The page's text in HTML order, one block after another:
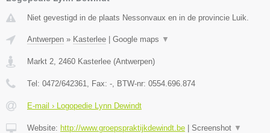
Niet gevestigd in de plaats Nessonvaux en in de provincie Luik.
Antwerpen » Kasterlee | Google maps ▼
Markt 2 2460 Kasterlee (Antwerpen)
Tel: 0472/642361 , Fax: - , BTW-nr: 0554.696.874
E-mail › Logopedie Lynn Dewindt
Website: http://www.groepspraktijkdewindt.be | Screenshot ▼